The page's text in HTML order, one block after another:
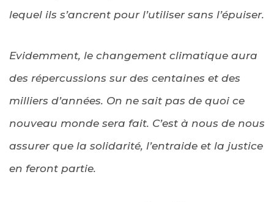
lequel ils s’ancrent pour l’utiliser sans l’épuiser.
Evidemment, le changement climatique aura
des répercussions sur des centaines et des
milliers d’années. On ne sait pas de quoi ce
nouveau monde sera fait. C’est à nous de nous
assurer que la solidarité, l’entraide et la justice
en feront partie.